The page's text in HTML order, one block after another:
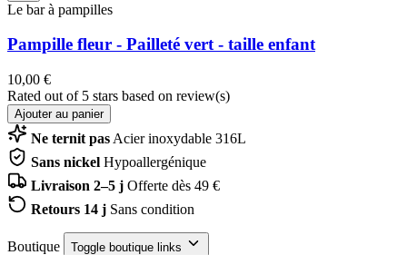
Le bar à pampilles
Pampille fleur - Pailleté vert - taille enfant
10,00 €
Rated out of 5 stars based on review(s)
Ajouter au panier
Ne ternit pas Acier inoxydable 316L
Sans nickel Hypoallergénique
Livraison 2–5 j Offerte dès 49 €
Retours 14 j Sans condition
Boutique Toggle boutique links